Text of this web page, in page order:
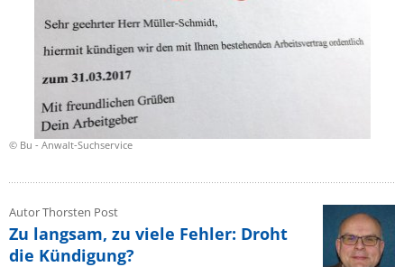
© Bu - Anwalt-Suchservice
Autor Thorsten Post
Zu langsam, zu viele Fehler: Droht
die Kündigung?